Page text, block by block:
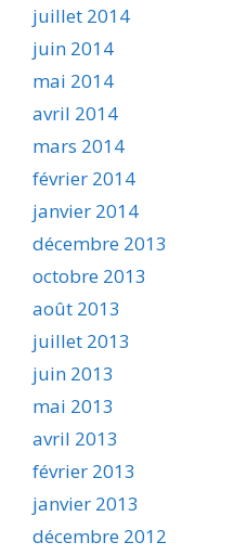
juillet 2014
juin 2014
mai 2014
avril 2014
mars 2014
février 2014
janvier 2014
décembre 2013
octobre 2013
août 2013
juillet 2013
juin 2013
mai 2013
avril 2013
février 2013
janvier 2013
décembre 2012